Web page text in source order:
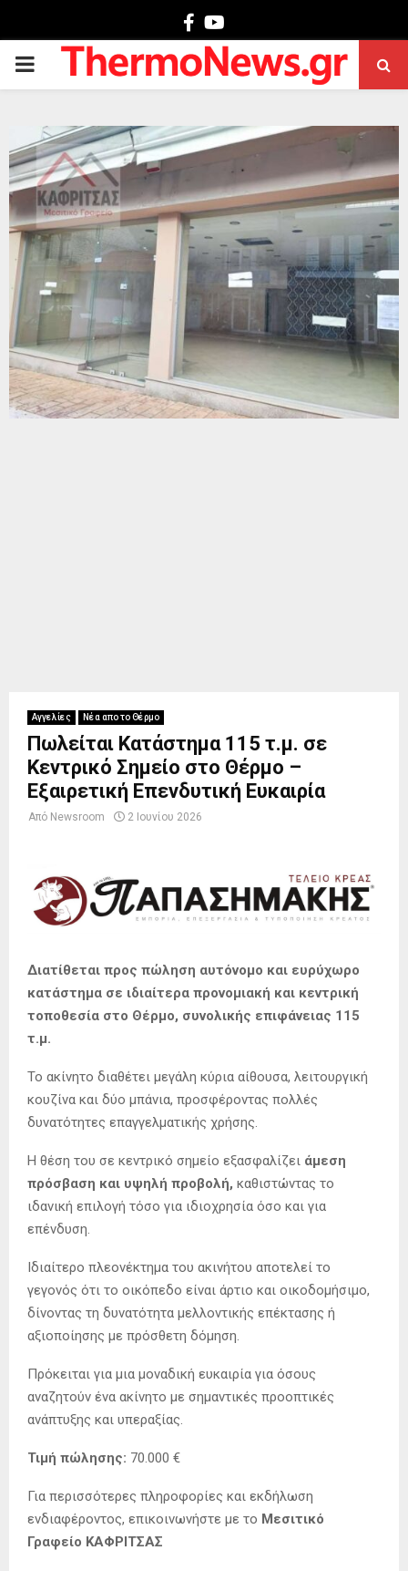
Facebook
PRIMARY
Αγγελίες Νέα απο το Θέρμο
Πωλείται Κατάστημα 115 τ.μ. σε
Κεντρικό Σημείο στο Θέρμο –
Εξαιρετική Επενδυτική Ευκαιρία
Από Newsroom 2 Ιουνίου 2026
Διατίθεται προς πώληση αυτόνομο και ευρύχωρο
κατάστημα σε ιδιαίτερα προνομιακή και κεντρική
τοποθεσία στο Θέρμο, συνολικής επιφάνειας 115
τ.μ.
Το ακίνητο διαθέτει μεγάλη κύρια αίθουσα, λειτουργική
κουζίνα και δύο μπάνια, προσφέροντας πολλές
δυνατότητες επαγγελματικής χρήσης.
Η θέση του σε κεντρικό σημείο εξασφαλίζει άμεση
πρόσβαση και υψηλή προβολή, καθιστώντας το
ιδανική επιλογή τόσο για ιδιοχρησία όσο και για
επένδυση.
Ιδιαίτερο πλεονέκτημα του ακινήτου αποτελεί το
γεγονός ότι το οικόπεδο είναι άρτιο και οικοδομήσιμο,
δίνοντας τη δυνατότητα μελλοντικής επέκτασης ή
αξιοποίησης με πρόσθετη δόμηση.
Πρόκειται για μια μοναδική ευκαιρία για όσους
αναζητούν ένα ακίνητο με σημαντικές προοπτικές
ανάπτυξης και υπεραξίας.
Τιμή πώλησης: 70.000 €
Για περισσότερες πληροφορίες και εκδήλωση
ενδιαφέροντος, επικοινωνήστε με το Μεσιτικό
Γραφείο ΚΑΦΡΙΤΣΑΣ